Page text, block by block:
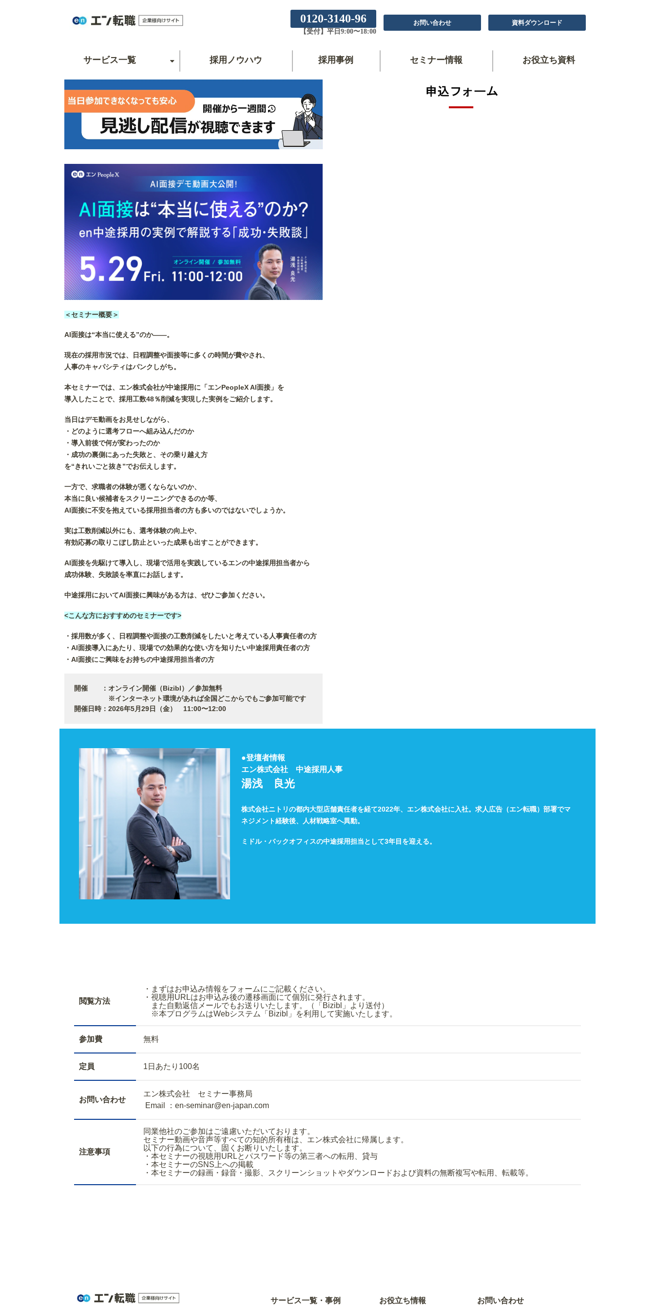
0120-3140-96
【受付】平日9:00〜18:00
お問い合わせ 資料ダウンロード
サービス一覧 採用ノウハウ 採用事例 セミナー情報 お役立ち資料
＜セミナー概要＞
AI面接は“本当に使える”のか——。
現在の採用市況では、日程調整や面接等に多くの時間が費やされ、
人事のキャパシティはパンクしがち。
本セミナーでは、エン株式会社が中途採用に「エンPeopleX AI面接」を
導入したことで、採用工数48％削減を実現した実例をご紹介します。
当日はデモ動画をお見せしながら、
・どのように選考フローへ組み込んだのか
・導入前後で何が変わったのか
・成功の裏側にあった失敗と、その乗り越え方
を“きれいごと抜き”でお伝えします。
一方で、求職者の体験が悪くならないのか、
本当に良い候補者をスクリーニングできるのか等、
AI面接に不安を抱えている採用担当者の方も多いのではないでしょうか。
実は工数削減以外にも、選考体験の向上や、
有効応募の取りこぼし防止といった成果も出すことができます。
AI面接を先駆けて導入し、現場で活用を実践しているエンの中途採用担当者から
成功体験、失敗談を率直にお話します。
中途採用においてAI面接に興味がある方は、ぜひご参加ください。
<こんな方におすすめのセミナーです>
・採用数が多く、日程調整や面接の工数削減をしたいと考えている人事責任者の方
・AI面接導入にあたり、現場での効果的な使い方を知りたい中途採用責任者の方
・AI面接にご興味をお持ちの中途採用担当者の方
開催 ：オンライン開催（Bizibl）／参加無料
※インターネット環境があれば全国どこからでもご参加可能です
開催日時：2026年5月29日（金） 11:00〜12:00
●登壇者情報
エン株式会社 中途採用人事
湯浅 良光
株式会社ニトリの都内大型店舗責任者を経て2022年、エン株式会社に入社。 求人広告（エン転職）部署でマ
ネジメント経験後、人材戦略室へ異動。
ミドル・バックオフィスの中途採用担当として3年目を迎える。
閲覧方法
・まずはお申込み情報をフォームにご記載ください。
・視聴用URLはお申込み後の遷移画面にて個別に発行されます。
また自動返信メールでもお送りいたします。（「Bizibl」より送付）
※本プログラムはWebシステム「Bizibl」を利用して実施いたします。
参加費 無料
定員 1日あたり100名
お問い合わせ
エン株式会社 セミナー事務局
Email ：en-seminar@en-japan.com
注意事項
同業他社のご参加はご遠慮いただいております。
セミナー動画や音声等すべての知的所有権は、エン株式会社に帰属します。
以下の行為について、固くお断りいたします。
・本セミナーの視聴用URLとパスワード等の第三者への転用、貸与
・本セミナーのSNS上への掲載
・本セミナーの録画・録音・撮影、スクリーンショットやダウンロードおよび資料の無断複写や転用、転載等。
サービス一覧・事例 お役立ち情報 お問い合わせ